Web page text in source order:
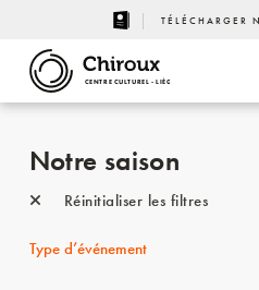
TÉLÉCHARGER
CENTRE CULTUREL - LIÈGE
Notre saison
Réinitialiser les filtres
Type d’événement